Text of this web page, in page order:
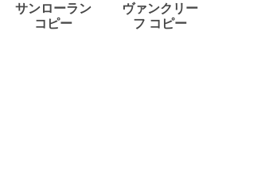
サンローラン
コピー
ヴァンクリー
フ コピー